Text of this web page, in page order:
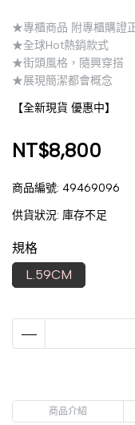
★專櫃商品 附專櫃購證
★全球Hot熱銷款式
★街頭風格，隨興穿搭
★展現簡潔都會概念
【全新現貨 優惠中】
NT$8,800
商品編號: 49469096
供貨狀況: 庫存不足
規格
L.59CM
商品介紹